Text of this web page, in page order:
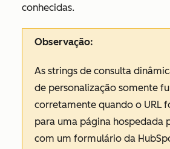
conhecidas.
Observação:
As strings de consulta
de personalização somente
corretamente quando o URL
para uma página hospedada
com um formulário da